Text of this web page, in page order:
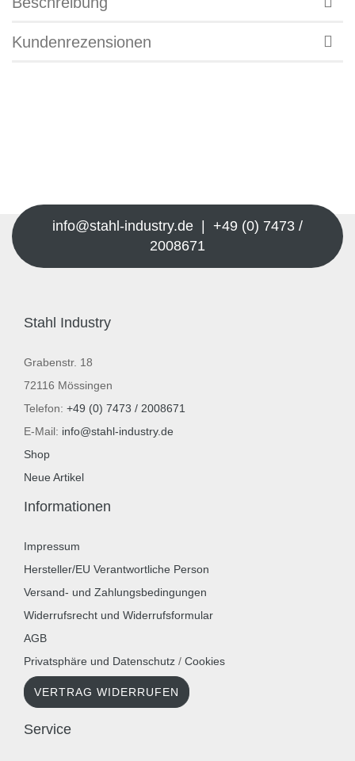
Kundenrezensionen
info@stahl-industry.de | +49 (0) 7473 /
2008671
Stahl Industry
Grabenstr. 18
72116 Mössingen
Telefon: +49 (0) 7473 / 2008671
E-Mail: info@stahl-industry.de
Shop
Neue Artikel
Informationen
Impressum
Hersteller/EU Verantwortliche Person
Versand- und Zahlungsbedingungen
Widerrufsrecht und Widerrufsformular
AGB
Privatsphäre und Datenschutz / Cookies
VERTRAG WIDERRUFEN
Service